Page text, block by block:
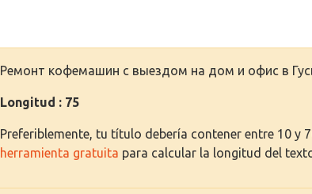
Ремонт кофемашин с выездом на дом и офис в
Longitud : 75
Preferiblemente, tu título debería contener entre 10 y
herramienta gratuita para calcular la longitud del